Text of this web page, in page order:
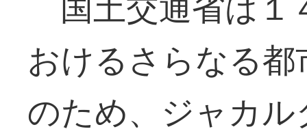
おけるさらなる
のため、ジャカ